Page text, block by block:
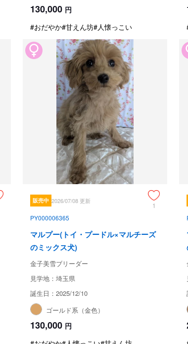
130,000 円
#おだやか#甘えん坊#人懐っこい
販売中 2026/07/08 更新
1
PY000006365
マルプー(トイ・プードル×マルチーズ
のミックス犬)
金子美雪ブリーダー
見学地：埼玉県
誕生日：2025/12/10
ゴールド系（金色）
130,000 円